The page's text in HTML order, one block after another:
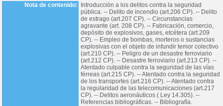
Nota de contenido:
Introducción a los delitos contra la seguridad
pública. -- Delito de incendio (art.206 CP). -- Delito
de estrago (art.207 CP). -- Circunstancias
agravante (art. 208 CP). -- Fabricación, comercio,
depósito de explosivos, gases, etcétera (art.209
CP). -- Empleo de bombas, morteros o sustancias
explosivas con el objeto de infundir temor colectivo
(art.210 CP). -- Peligro de un desastre ferroviario
(art.212 CP). -- Desastre ferroviario (art.213 CP). --
Atentado culpable contra la seguridad de las vías
férreas (art.215 CP). -- Atentado contra la seguridad
de los transportes (art.216 CP). -- Atentado contra
la regularidad de las telecomunicaciones (art.217
CP). -- Delitos aeronáuticos ( Ley 14.305). --
Referencias bibliográficas. -- Bibliografía.